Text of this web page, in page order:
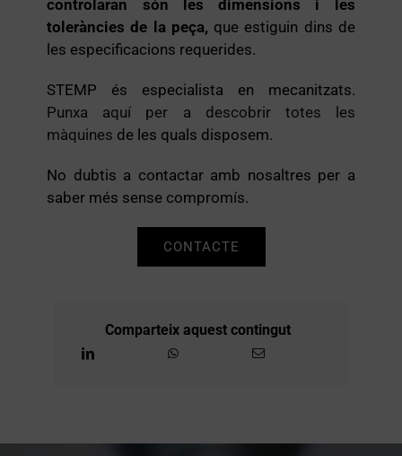
controlaran són les dimensions i les
toleràncies de la peça, que estiguin dins de
les especificacions requerides.
STEMP és especialista en mecanitzats.
Punxa aquí per a descobrir totes les
màquines de les quals disposem.
No dubtis a contactar amb nosaltres per a
saber més sense compromís.
CONTACTE
Comparteix aquest contingut